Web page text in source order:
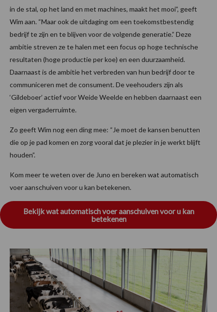
in de stal, op het land en met machines, maakt het mooi”, geeft
Wim aan. “Maar ook de uitdaging om een toekomstbestendig
bedrijf te zijn en te blijven voor de volgende generatie.” Deze
ambitie streven ze te halen met een focus op hoge technische
resultaten (hoge productie per koe) en een duurzaamheid.
Daarnaast is de ambitie het verbreden van hun bedrijf door te
communiceren met de consument. De veehouders zijn als
‘Gildeboer’ actief voor Weide Weelde en hebben daarnaast een
eigen vergaderruimte.
Zo geeft Wim nog een ding mee: “Je moet de kansen benutten
die op je pad komen en zorg vooral dat je plezier in je werkt blijft
houden”.
Kom meer te weten over de Juno en bereken wat automatisch
voer aanschuiven voor u kan betekenen.
Bekijk wat automatisch voer aanschuiven voor u kan
betekenen